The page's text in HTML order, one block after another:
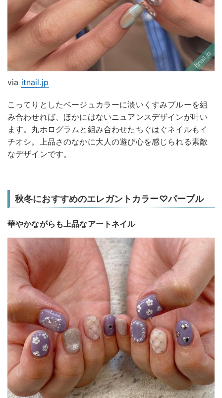
via itnail.jp
こってりとしたベージュカラーに淡いくすみブルーを組
み合わせれば、ほかにはないニュアンスデザインが叶い
ます。丸ホログラムと組み合わせたちぐはぐネイルもイ
チオシ。上品さのなかに大人の遊び心を感じられる素敵
なデザインです。
秋冬におすすめのエレガントカラー♡パープル
華やかながらも上品なアートネイル